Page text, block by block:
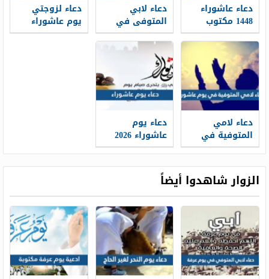
دعاء عاشوراء
1448 مكتوب
كامل pdf
دعاء لابي
المتوفى في
يوم عاشوراء
1448 مكتوب
دعاء لزوجتي
يوم عاشوراء
مكتوب 2026
دعاء لامي
المتوفية في
يوم عاشوراء
2026
دعاء يوم
عاشوراء 2026
اللهم إني
وأستجير بك من
النار
الزوار شاهدوا أيضاً